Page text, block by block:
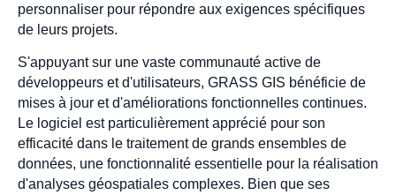
personnaliser pour répondre aux exigences spécifiques
de leurs projets.
S'appuyant sur une vaste communauté active de
développeurs et d'utilisateurs, GRASS GIS bénéficie de
mises à jour et d'améliorations fonctionnelles continues.
Le logiciel est particulièrement apprécié pour son
efficacité dans le traitement de grands ensembles de
données, une fonctionnalité essentielle pour la réalisation
d'analyses géospatiales complexes. Bien que ses